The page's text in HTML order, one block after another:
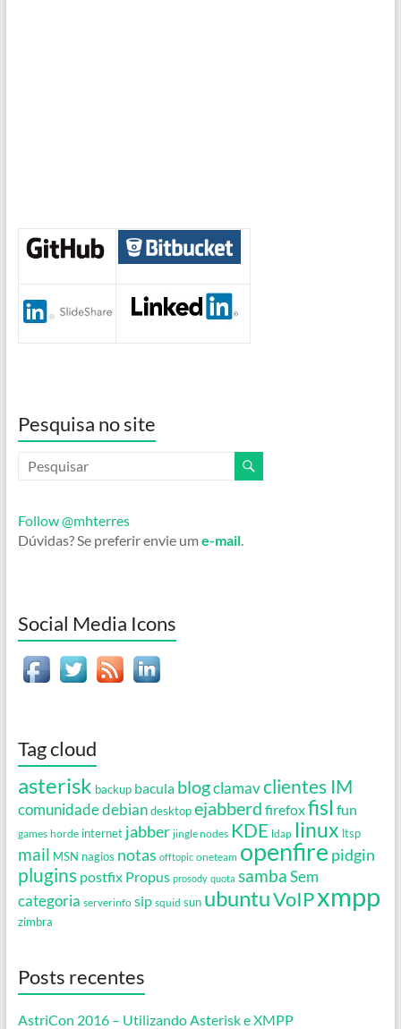
Pesquisa no site
Follow @mhterres
Dúvidas? Se preferir envie ume-mail.
Social Media Icons
Tag cloud
asterisk backup bacula blogclamavclientes IM
comunidadedebian desktop ejabberd firefoxfisl fun
games horde internet jabber jingle nodes KDE ldap linux ltsp
mail MSN nagios notas offtopic oneteam openfire pidgin
plugins postfix Propus prosody quota samba Sem
categoria serverinfo sip squid sun ubuntuVoIPxmpp
zimbra
Posts recentes
AstriCon 2016 – Utilizando Asterisk e XMPP